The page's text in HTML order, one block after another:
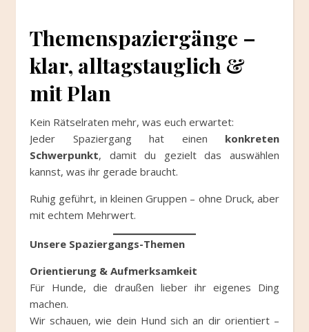
Themenspaziergänge –
klar, alltagstauglich &
mit Plan
Kein Rätselraten mehr, was euch erwartet:
Jeder Spaziergang hat einen konkreten
Schwerpunkt, damit du gezielt das auswählen
kannst, was ihr gerade braucht.
Ruhig geführt, in kleinen Gruppen – ohne Druck, aber
mit echtem Mehrwert.
Unsere Spaziergangs-Themen
Orientierung & Aufmerksamkeit
Für Hunde, die draußen lieber ihr eigenes Ding
machen.
Wir schauen, wie dein Hund sich an dir orientiert –